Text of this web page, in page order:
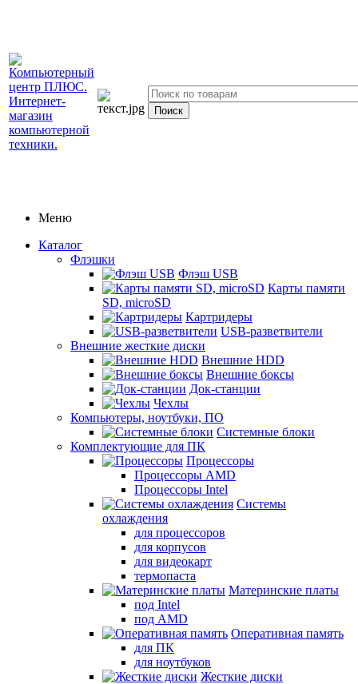
Меню
Каталог
Флэшки
Флэш USB
Карты памяти
SD, microSD
Картридеры
USB-разветвители
Внешние жесткие диски
Внешние HDD
Внешние боксы
Док-станции
Чехлы
Компьютеры, ноутбуки, ПО
Системные блоки
Комплектующие для ПК
Процессоры
Процессоры AMD
Процессоры Intel
Системы
охлаждения
для процессоров
для корпусов
для видеокарт
термопаста
Материнские платы
под Intel
под AMD
Оперативная память
для ПК
для ноутбуков
Жесткие диски